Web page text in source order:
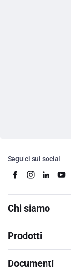
Seguici sui social
Chi siamo
Prodotti
Documenti